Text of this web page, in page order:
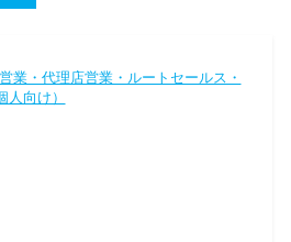
営業・代理店営業・ルートセールス・
向け）